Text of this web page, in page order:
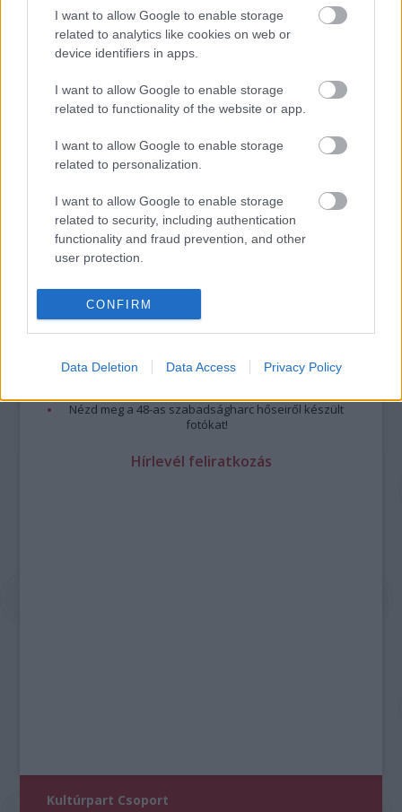
I want to allow Google to enable storage
related to analytics like cookies on web or
device identifiers in apps.
I want to allow Google to enable storage
related to functionality of the website or app.
I want to allow Google to enable storage
related to personalization.
I want to allow Google to enable storage
related to security, including authentication
functionality and fraud prevention, and other
user protection.
CONFIRM
Data Deletion Data Access Privacy Policy
A hozzászólások a vonatkozó jogszabályok
értelmében felhasználói tartalomnak
minősülnek, értük a
szolgáltatás technikai üzemeltetője semmilyen felelősséget
nem vállal, azokat nem ellenőrzi. Kifogás esetén forduljon a blog szerkesztőjéhez.
Legolvasottabb
Megdöbbentő fotók a néptelen fővárosról
Top 10: ezek a legjobb szerelmes filmek
Megjöttek a meztelen hősnők
Meztelenség és anatómia
A forradalom egy holland fotós szemével
Meztelen fővárosiak
Nézd meg a 48-as szabadságharc hőseiről készült
fotókat!
Hírlevél feliratkozás
Kultúrpart Csoport